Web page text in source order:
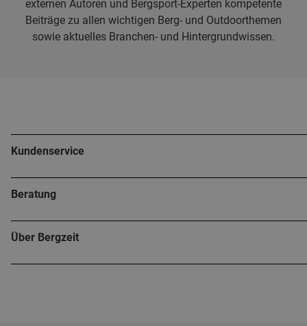
externen Autoren und Bergsport-Experten kompetente
Beiträge zu allen wichtigen Berg- und Outdoorthemen
sowie aktuelles Branchen- und Hintergrundwissen.
Kundenservice
Beratung
Über Bergzeit